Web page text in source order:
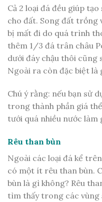
Cả 2 loại đá đều giúp
cho đất. Song đất trồng
bị mất đi do quá trình
thêm 1/3 đá trân châu
dưới đáy chậu thôi cũng
Ngoài ra còn đặc biệt là
Chú ý rằng: nếu bạn sử
trong thành phần giá
tưới quá nhiều nước làm
Rêu than bùn
Ngoài các loại đá kể
có một ít rêu than bùn.
bùn là gì không? Rêu
tìm thấy trong các vùng